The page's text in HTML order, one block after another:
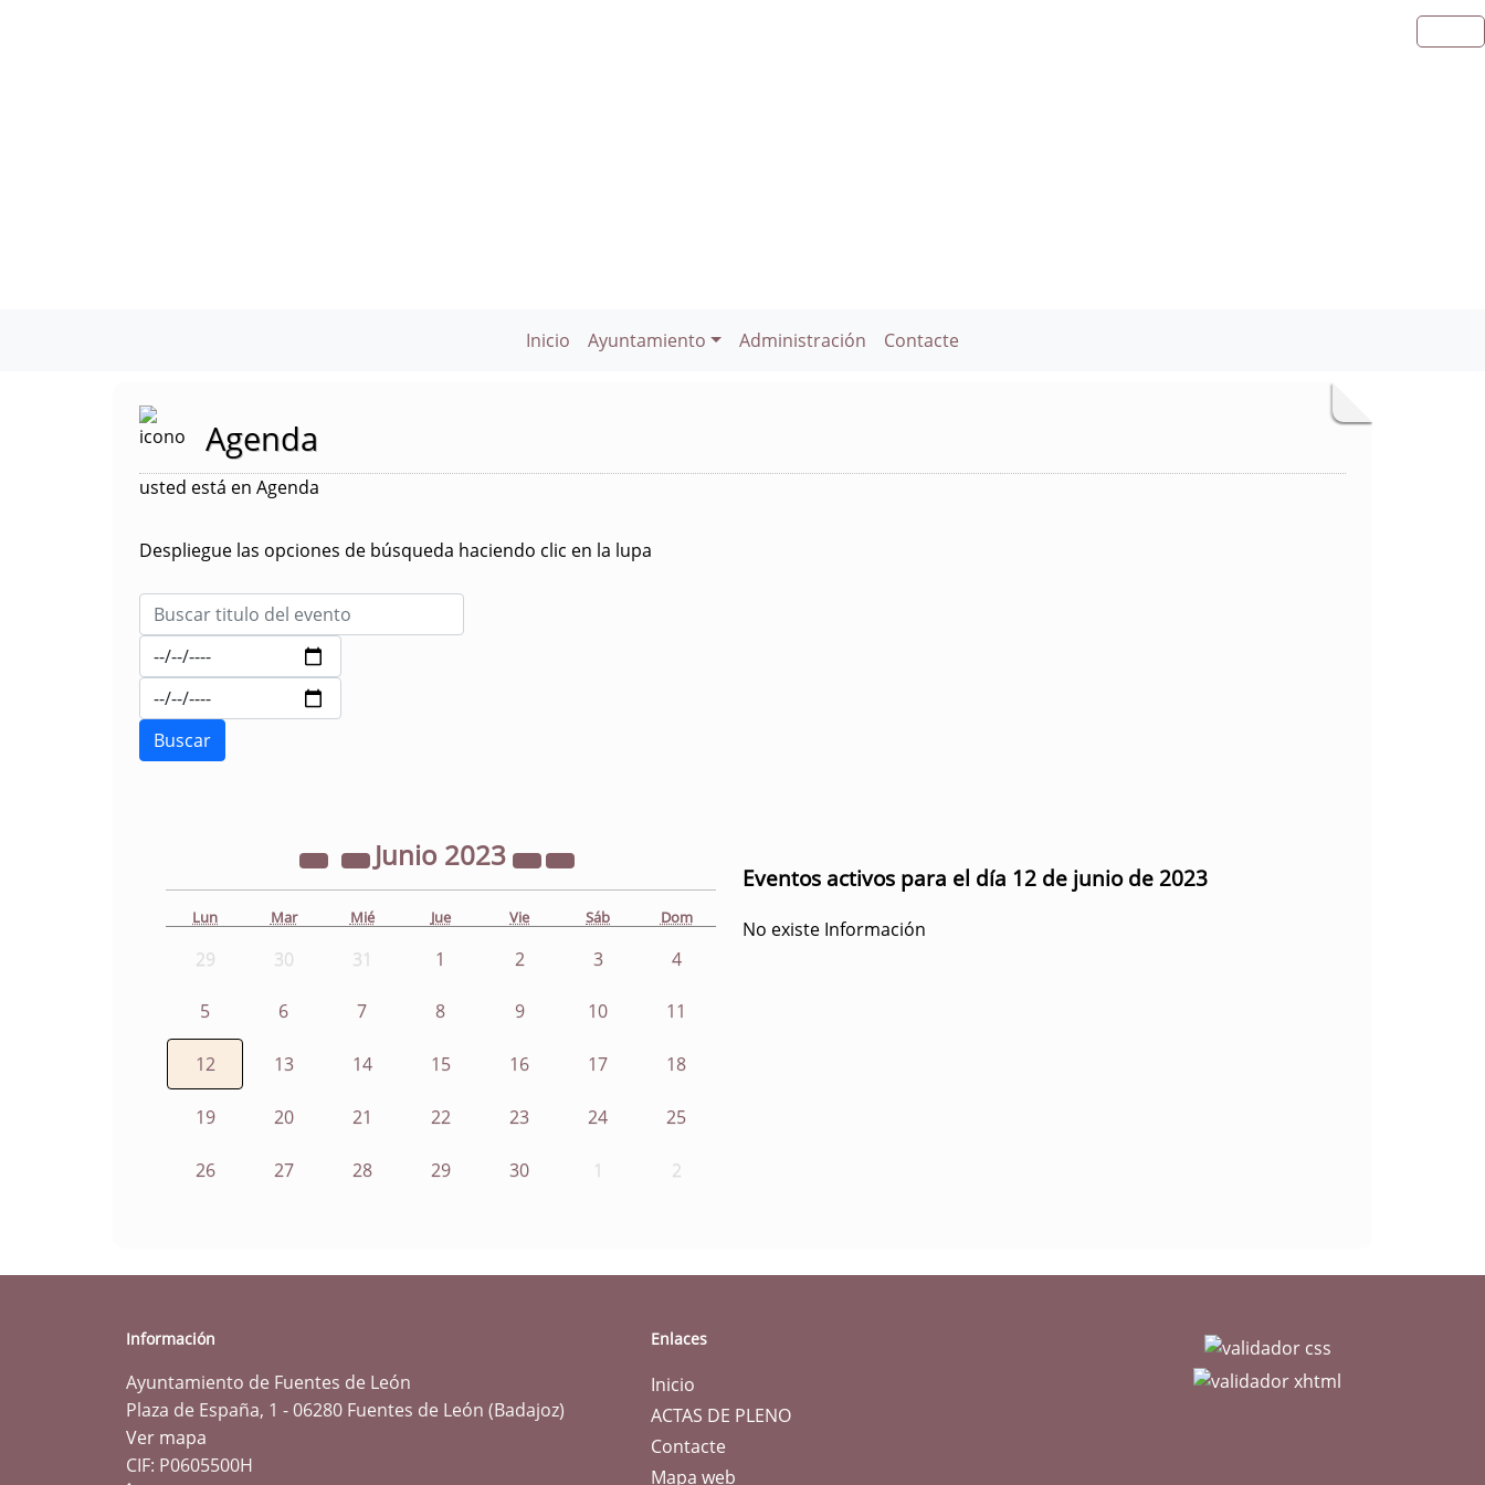
Inicio Ayuntamiento Administración Contacte
Agenda
usted está en Agenda
Despliegue las opciones de búsqueda haciendo clic en la lupa
Junio 2023
Lun Mar Mié Jue Vie Sáb Dom
29 30 31 1 2 3 4
5 6 7 8 9 10 11
12 13 14 15 16 17 18
19 20 21 22 23 24 25
26 27 28 29 30 1 2
Eventos activos para el día 12 de junio de 2023
No existe Información
Información
Ayuntamiento de Fuentes de León
Plaza de España, 1 - 06280 Fuentes de León (Badajoz)
Ver mapa
CIF: P0605500H
Enlaces
Inicio
ACTAS DE PLENO
Contacte
Mapa web